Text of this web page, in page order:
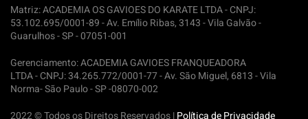
Matriz: ACADEMIA OS GAVIOES DO KARATE LTDA -CNPJ:
53.102.695/0001-89 - Av. Emílio Ribas, 3143 - Vila Galvão -
Guarulhos - SP - 07051-001
Gerenciamento: ACADEMIA GAVIOES FRANQUEADORA
LTDA -CNPJ: 34.265.772/0001-77 - Av. São Miguel, 6813 - Vila
Norma- São Paulo - SP -08070-002
2022 © Todos os Direitos Reservados |Política de Privacidade